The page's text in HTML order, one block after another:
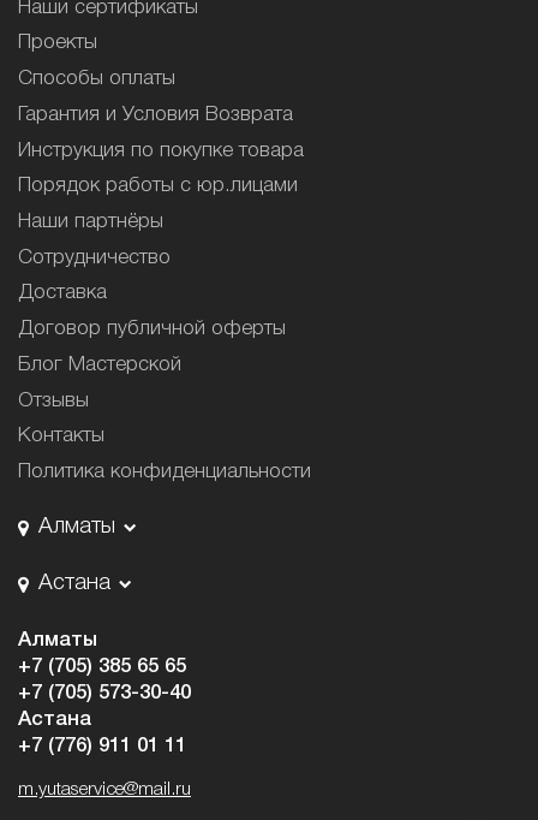
Наши сертификаты
Проекты
Способы оплаты
Гарантия и Условия Возврата
Инструкция по покупке товара
Порядок работы с юр.лицами
Наши партнёры
Сотрудничество
Доставка
Договор публичной оферты
Блог Мастерской
Отзывы
Контакты
Политика конфиденциальности
Алматы
Астана
Алматы
+7 (705) 385 65 65
+7 (705) 573-30-40
Астана
+7 (776) 911 01 11
m.yutaservice@mail.ru